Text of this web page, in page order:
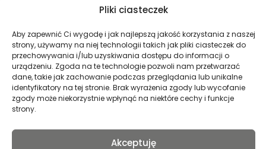
Pliki ciasteczek
Aby zapewnić Ci wygodę i jak najlepszą jakość korzystania z naszej
strony, używamy na niej technologii takich jak pliki ciasteczek do
przechowywania i/lub uzyskiwania dostępu do informacji o
urządzeniu. Zgoda na te technologie pozwoli nam przetwarzać
dane, takie jak zachowanie podczas przeglądania lub unikalne
identyfikatory na tej stronie. Brak wyrażenia zgody lub wycofanie
zgody może niekorzystnie wpłynąć na niektóre cechy i funkcje
strony.
Akceptuję
Polityka prywatności
Mapa strony
Profil Archiwa Państwowe w
Profil Archiwa Państwowe
Profil Archiwa
Profil Archiwa
Polski